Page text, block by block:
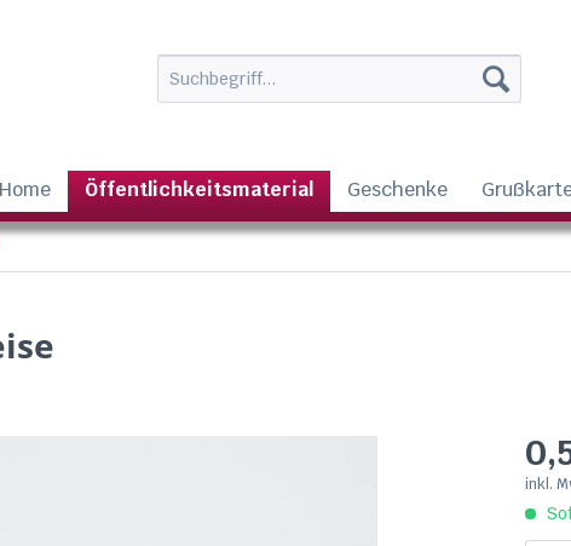
Home Öffentlichkeitsmaterial Geschenke
inkl.